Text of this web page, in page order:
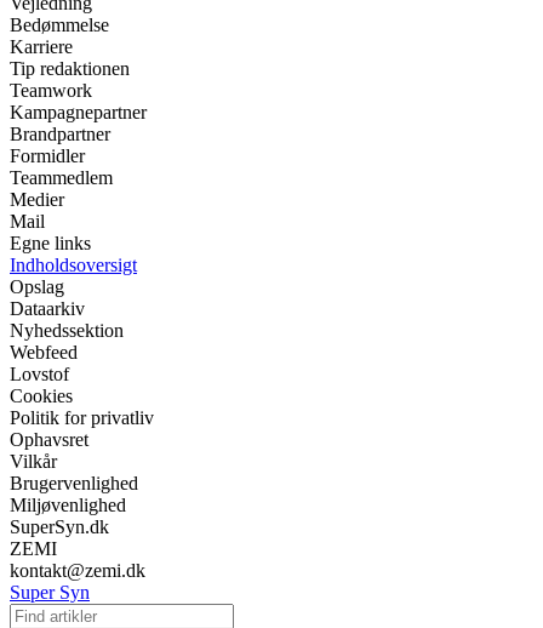
Bedømmelse
Karriere
Tip redaktionen
Teamwork
Kampagnepartner
Brandpartner
Formidler
Teammedlem
Medier
Mail
Egne links
Indholdsoversigt
Opslag
Dataarkiv
Nyhedssektion
Webfeed
Lovstof
Cookies
Politik for privatliv
Ophavsret
Vilkår
Brugervenlighed
Miljøvenlighed
SuperSyn.dk
ZEMI
kontakt@zemi.dk
Super Syn